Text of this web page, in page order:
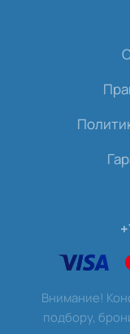
Внимание!
подбору,